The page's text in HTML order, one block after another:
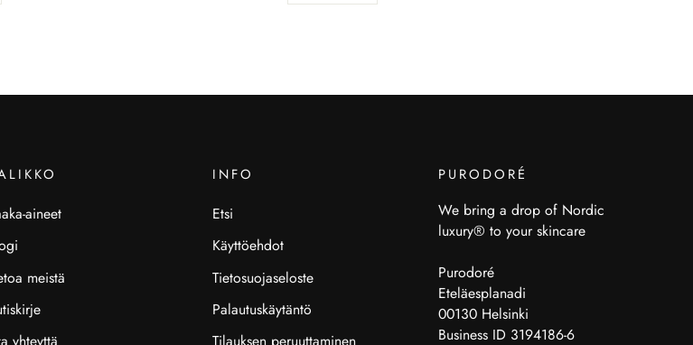
aineet
meistä
INFO
Etsi
Käyttöehdot
Tietosuojaseloste
Palautuskäytäntö
PURODORÉ
We bring a drop of Nordic
luxury® to your skincare
Purodoré
Eteläesplanadi
00130 Helsinki
Business ID 3194186-6